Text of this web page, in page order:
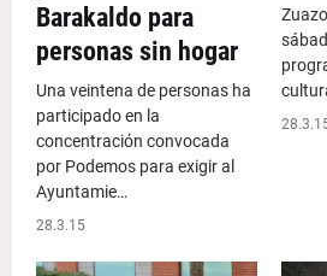
Barakaldo para
personas sin hogar
Una veintena de personas ha
participado en la
concentración convocada
por Podemos para exigir al
Ayuntamie…
28.3.15